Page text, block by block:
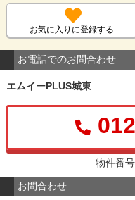
お気に入りに登録する
お電話でのお問合わせ
エムイーPLUS城東
物件番
お問合わせ